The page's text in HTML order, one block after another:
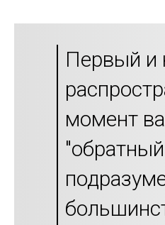
Первый и
момент